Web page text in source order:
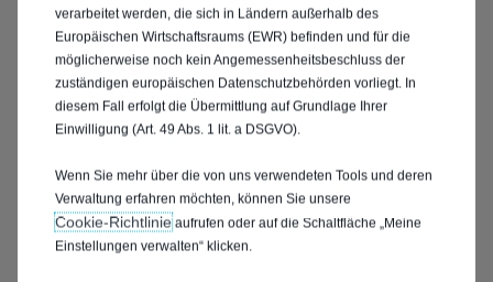
verarbeitet werden, die sich in Ländern außerhalb des
Europäischen Wirtschaftsraums (EWR) befinden und für die
möglicherweise noch kein Angemessenheitsbeschluss der
zuständigen europäischen Datenschutzbehörden vorliegt. In
diesem Fall erfolgt die Übermittlung auf Grundlage Ihrer
Einwilligung (Art. 49 Abs. 1 lit. a DSGVO).
Wenn Sie mehr über die von uns verwendeten Tools und deren
Verwaltung erfahren möchten, können Sie unsere
Cookie‑Richtlinieaufrufen oder auf die Schaltfläche „Meine
Einstellungen verwalten“ klicken.